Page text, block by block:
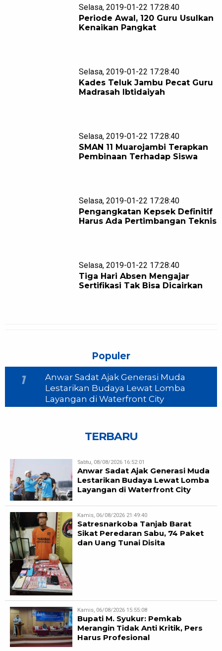
Selasa, 2019-01-22 17:28:40
Periode Awal, 120 Guru Usulkan
Kenaikan Pangkat
Selasa, 2019-01-22 17:28:40
Kades Teluk Jambu Pecat Guru
Madrasah Ibtidaiyah
Selasa, 2019-01-22 17:28:40
SMAN 11 Muarojambi Terapkan
Pembinaan Terhadap Siswa
Selasa, 2019-01-22 17:28:40
Pengangkatan Kepsek Definitif
Harus Ada Pertimbangan Teknis
Selasa, 2019-01-22 17:28:40
Tiga Hari Absen Mengajar
Sertifikasi Tak Bisa Dicairkan
Populer
1
Anwar Sadat Ajak Generasi Muda
Lestarikan Budaya Lewat Lomba
Layangan di Waterfront City
TERBARU
Sabtu, 08/08/2026 16:52:01
Anwar Sadat Ajak Generasi Muda
Lestarikan Budaya Lewat Lomba
Layangan di Waterfront City
Kamis, 06/08/2026 21:49:40
Satresnarkoba Tanjab Barat
Sikat Peredaran Sabu, 74 Paket
dan Uang Tunai Disita
Kamis, 06/08/2026 15:55:08
Bupati M. Syukur: Pemkab
Merangin Tidak Anti Kritik, Pers
Harus Profesional